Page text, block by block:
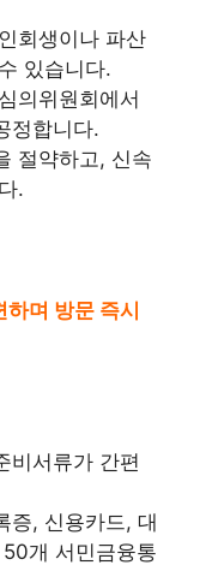
회생이나 파산
있습니다.
의위원회에서
정합니다.
절약하고, 신속
.
며 방문 즉시
비서류가 간편
증, 신용카드, 대
개 서민금융통